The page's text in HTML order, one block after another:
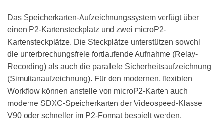
Das Speicherkarten-Aufzeichnungssystem verfügt über
einen P2-Kartensteckplatz und zwei microP2-
Kartensteckplätze. Die Steckplätze unterstützen sowohl
die unterbrechungsfreie fortlaufende Aufnahme (Relay-
Recording) als auch die parallele Sicherheitsaufzeichnung
(Simultanaufzeichnung). Für den modernen, flexiblen
Workflow können anstelle von microP2-Karten auch
moderne SDXC-Speicherkarten der Videospeed-Klasse
V90 oder schneller im P2-Format bespielt werden.